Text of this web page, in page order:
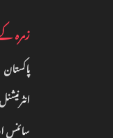
زمرہ
پاکستان
سائنس